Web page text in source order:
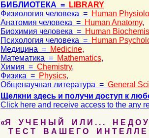
БИБЛИОТЕКА =
LIBRARY
Физиология человека = Human
Анатомия человека = Human Anatomy,
Биохимия человека = Human
Психология человека = Human
Медицина = Medicine,
Математика = Mathematics,
Химия = Chemistry,
Физика = Physics,
Общенаучная литература = General
Щелкни здесь и получи доступ к
Click here and receive access to the any
«Я У Ч Е Н Ы Й И Л И . . . Н Е Д О У
Т Е С Т В А Ш Е Г О И Н Т Е Л Л Е